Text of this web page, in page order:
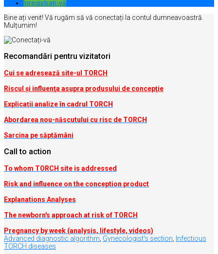
Inregistrați-vă
Bine ați venit! Vă rugăm să vă conectați la contul dumneavoastră.
Mulțumim!
Recomandări pentru vizitatori
Cui se adresează site-ul TORCH
Riscul şi influenţa asupra produsului de concepţie
Explicații analize în cadrul TORCH
Abordarea nou-născutului cu risc de TORCH
Sarcina pe săptămâni
Call to action
To whom TORCH site is addressed
Risk and influence on the conception product
Explanations Analyses
The newborn's approach at risk of TORCH
Pregnancy by week (analysis, lifestyle, videos)
Advanced diagnostic algorithm Gynecologist's section Infectious
TORCH diseases